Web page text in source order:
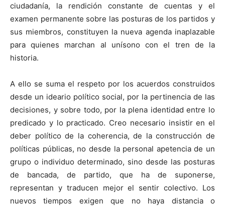
ciudadanía, la rendición constante de cuentas y el
examen permanente sobre las posturas de los partidos y
sus miembros, constituyen la nueva agenda inaplazable
para quienes marchan al unísono con el tren de la
historia.
A ello se suma el respeto por los acuerdos construidos
desde un ideario político social, por la pertinencia de las
decisiones, y sobre todo, por la plena identidad entre lo
predicado y lo practicado. Creo necesario insistir en el
deber político de la coherencia, de la construcción de
políticas públicas, no desde la personal apetencia de un
grupo o individuo determinado, sino desde las posturas
de bancada, de partido, que ha de suponerse,
representan y traducen mejor el sentir colectivo. Los
nuevos tiempos exigen que no haya distancia o